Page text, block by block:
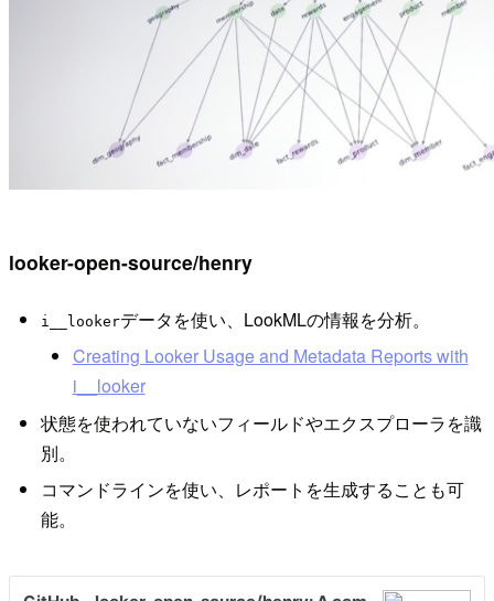
looker-open-source/henry
i__lookerデータを使い、LookMLの情報を分析。
Creating Looker Usage and Metadata Reports with
i__looker
状態を使われていないフィールドやエクスプローラを識
別。
コマンドラインを使い、レポートを生成することも可
能。